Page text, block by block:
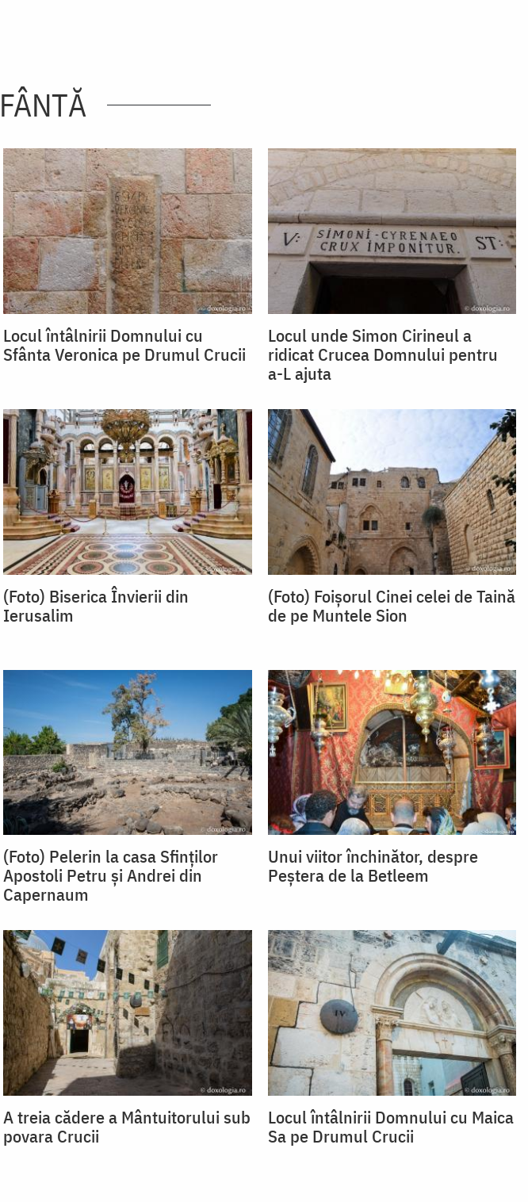
Locul întâlnirii Domnului cu
Sfânta Veronica pe Drumul Crucii
Locul unde Simon Cirineul a
ridicat Crucea Domnului pentru
a-L ajuta
(Foto) Biserica Învierii din
Ierusalim
(Foto) Foișorul Cinei celei de Taină
de pe Muntele Sion
(Foto) Pelerin la casa Sfinților
Apostoli Petru și Andrei din
Capernaum
Unui viitor închinător, despre
Peștera de la Betleem
A treia cădere a Mântuitorului sub
povara Crucii
Locul întâlnirii Domnului cu Maica
Sa pe Drumul Crucii